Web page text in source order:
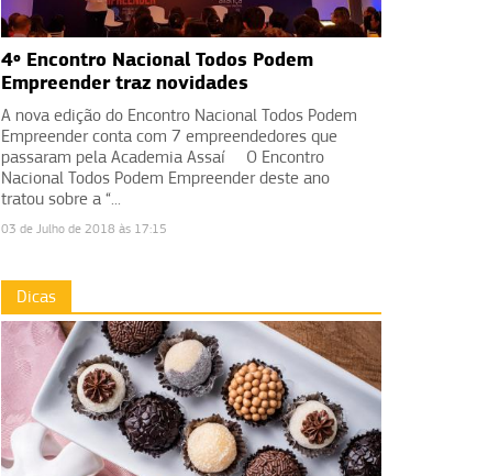
4º Encontro Nacional Todos Podem
Empreender traz novidades
A nova edição do Encontro Nacional Todos Podem
Empreender conta com 7 empreendedores que
passaram pela Academia Assaí O Encontro
Nacional Todos Podem Empreender deste ano
tratou sobre a “...
03 de Julho de 2018 às 17:15
Dicas